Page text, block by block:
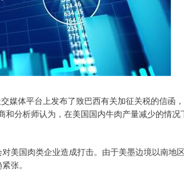
体平台上发布了致巴西有关加征关税的信函
分析师认为，在美国国内牛肉产量减少的情况
国肉类企业造成打击。由于美墨边境以南地
张。